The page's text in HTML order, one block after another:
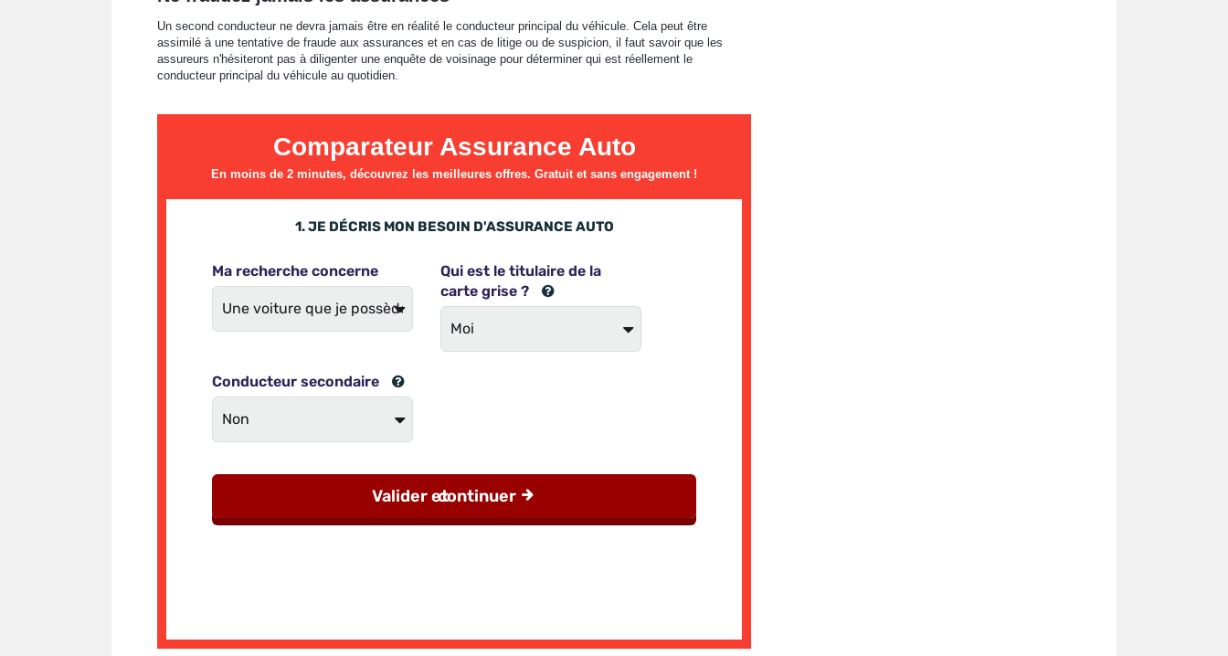
Un second conducteur ne devra jamais être en réalité le conducteur principal du véhicule. Cela peut être
assimilé à une tentative de fraude aux assurances et en cas de litige ou de suspicion, il faut savoir que les
assureurs n'hésiteront pas à diligenter une enquête de voisinage pour déterminer qui est réellement le
conducteur principal du véhicule au quotidien.
Comparateur Assurance Auto
En moins de 2 minutes, découvrez les meilleures offres. Gratuit et sans engagement !